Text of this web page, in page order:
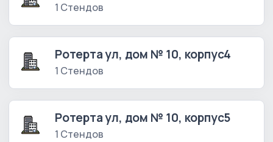
1 Стендов
Ротерта ул, дом № 10, корпус4
1 Стендов
Ротерта ул, дом № 10, корпус5
1 Стендов